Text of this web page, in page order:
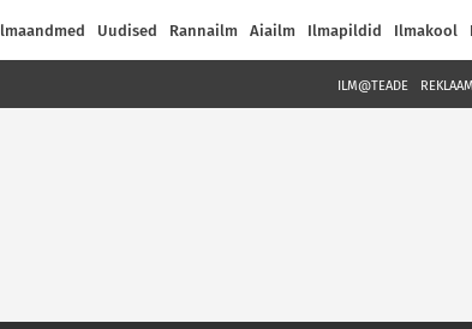
Ilmaandmed Uudised Rannailm Aiailm Ilmapildid Ilmakool
ILM@TEADE